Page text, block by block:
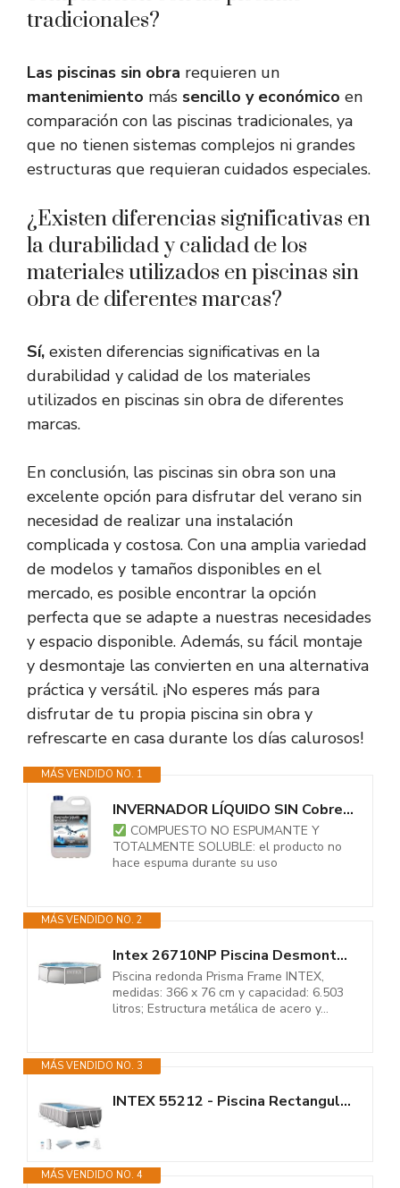
tradicionales?
Las piscinas sin obra requieren un
mantenimiento más sencillo y económico en
comparación con las piscinas tradicionales, ya
que no tienen sistemas complejos ni grandes
estructuras que requieran cuidados especiales.
¿Existen diferencias significativas en
la durabilidad y calidad de los
materiales utilizados en piscinas sin
obra de diferentes marcas?
Sí, existen diferencias significativas en la
durabilidad y calidad de los materiales
utilizados en piscinas sin obra de diferentes
marcas.
En conclusión, las piscinas sin obra son una
excelente opción para disfrutar del verano sin
necesidad de realizar una instalación
complicada y costosa. Con una amplia variedad
de modelos y tamaños disponibles en el
mercado, es posible encontrar la opción
perfecta que se adapte a nuestras necesidades
y espacio disponible. Además, su fácil montaje
y desmontaje las convierten en una alternativa
práctica y versátil. ¡No esperes más para
disfrutar de tu propia piscina sin obra y
refrescarte en casa durante los días calurosos!
MÁS VENDIDO NO. 1
INVERNADOR LÍQUIDO SIN Cobre 5 litros Piscinas de Obra, Poliester/Liner y...
COMPUESTO NO ESPUMANTE Y
TOTALMENTE SOLUBLE: el producto no
hace espuma durante su uso
MÁS VENDIDO NO. 2
Intex 26710NP Piscina Desmontable Redonda, 366 x 76 cm
Piscina redonda Prisma Frame INTEX,
medidas: 366 x 76 cm y capacidad: 6.503
litros; Estructura metálica de acero y...
MÁS VENDIDO NO. 3
INTEX 55212 - Piscina Rectangular Prisma Frame 488x244x107 cm + depuradora
MÁS VENDIDO NO. 4